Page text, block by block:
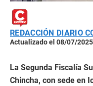
REDACCIÓN DIARIO
Actualizado el 08/07/
La Segunda Fiscalía
Chincha, con sede en